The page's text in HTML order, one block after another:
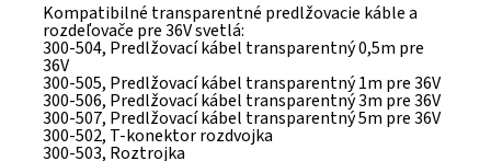
Kompatibilné transparentné predlžovacie káble a
rozdeľovače pre 36V svetlá:
300-504, Predlžovací kábel transparentný 0,5m pre
36V
300-505, Predlžovací kábel transparentný 1m pre 36V
300-506, Predlžovací kábel transparentný 3m pre 36V
300-507, Predlžovací kábel transparentný 5m pre 36V
300-502, T-konektor rozdvojka
300-503, Roztrojka